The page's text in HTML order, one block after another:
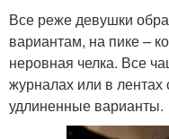
Все реже девушки
вариантам, на пике –
неровная челка. Все
журналах или в лентах
удлиненные варианты.